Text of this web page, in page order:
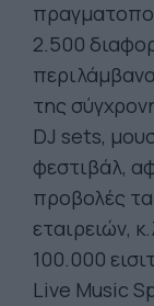
2.500
της
DJ sets,
φεστιβάλ,
προβολές
εταιρειών,
100.000
Live Music